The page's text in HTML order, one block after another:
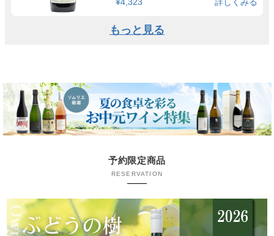
¥4,323 詳しくみる
もっと見る
予約限定商品
RESERVATION